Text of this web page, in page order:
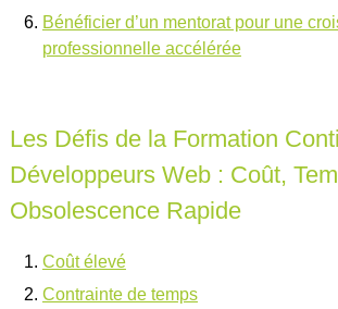
Bénéficier d’un mentorat pour une
professionnelle accélérée
Les Défis de la Formation
Développeurs Web : Coût,
Obsolescence Rapide
Coût élevé
Contrainte de temps